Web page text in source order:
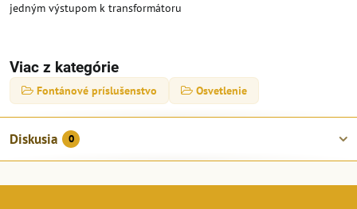
jedným výstupom k transformátoru
Viac z kategórie
Fontánové príslušenstvo Osvetlenie
Diskusia 0